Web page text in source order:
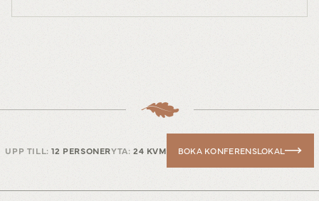
UPP TILL: 12 PERSONERYTA: 24 KVM BOKA KONFERENSLOKAL